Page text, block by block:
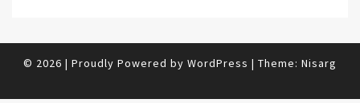
© 2026 | Proudly Powered by WordPress | Theme: Nisarg